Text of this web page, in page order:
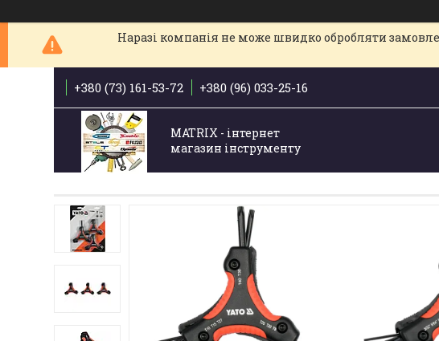
Наразі компанія не може швидко обробляти
+380 (73) 161-53-72 +380 (96) 033-25-16
MATRIX - інтернет
магазин інструменту